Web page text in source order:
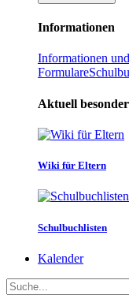
Informationen
Informationen und
Formulare
Aktuell
Wiki für Eltern
Schulbuchlisten
Kalender